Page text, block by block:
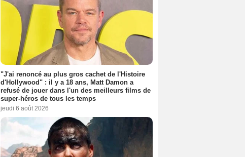
"J'ai renoncé au plus gros cachet de l'Histoire
d'Hollywood" : il y a 18 ans, Matt Damon a
refusé de jouer dans l'un des meilleurs films de
super-héros de tous les temps
jeudi 6 août 2026